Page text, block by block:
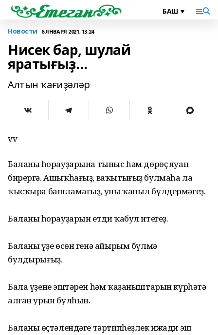
Новости 6 ЯНВАРЯ 2021, 13:24
Нисек бар, шулай
яратығыҙ…
Алтын ҡағиҙәләр
vv
Баланың һорауҙарына тыныс һәм дөрөҫ яуап
бирергә. Ашыҡһағыҙ, ваҡытығыҙ булмаһа ла
ҡысҡыра башламағыҙ, уны ҡапыл бүлдермәгеҙ.
Баланың һорауҙарын етди ҡабул итегеҙ.
Баланың үҙе өсөн генә айырым бүлмә
булдырығыҙ.
Бала үҙенең эштәрен һәм ҡаҙаныштарын күрһәтә
алған урын булһын.
Баланың өҫтәлендәге тәртипһеҙлек ижади эш